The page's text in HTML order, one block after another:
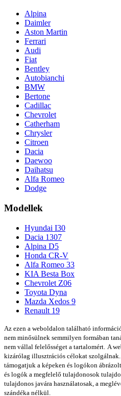
Alpina
Daimler
Aston Martin
Ferrari
Audi
Fiat
Bentley
Autobianchi
BMW
Bertone
Cadillac
Chevrolet
Catherham
Chrysler
Citroen
Dacia
Daewoo
Daihatsu
Alfa Romeo
Dodge
Modellek
Hyundai I30
Dacia 1307
Alpina D5
Honda CR-V
Alfa Romeo 33
KIA Besta Box
Chevrolet Z06
Toyota Dyna
Mazda Xedos 9
Renault 19
Az ezen a weboldalon található
nem minősülnek semmilyen formában
nem vállal felelősséget a tartalomért. A
kizárólag illusztrációs célokat
támogatjuk a képeken és logókon
és logók a megfelelő tulajdonosok
tulajdonos javára használatosak, a
szándéka nélkül.